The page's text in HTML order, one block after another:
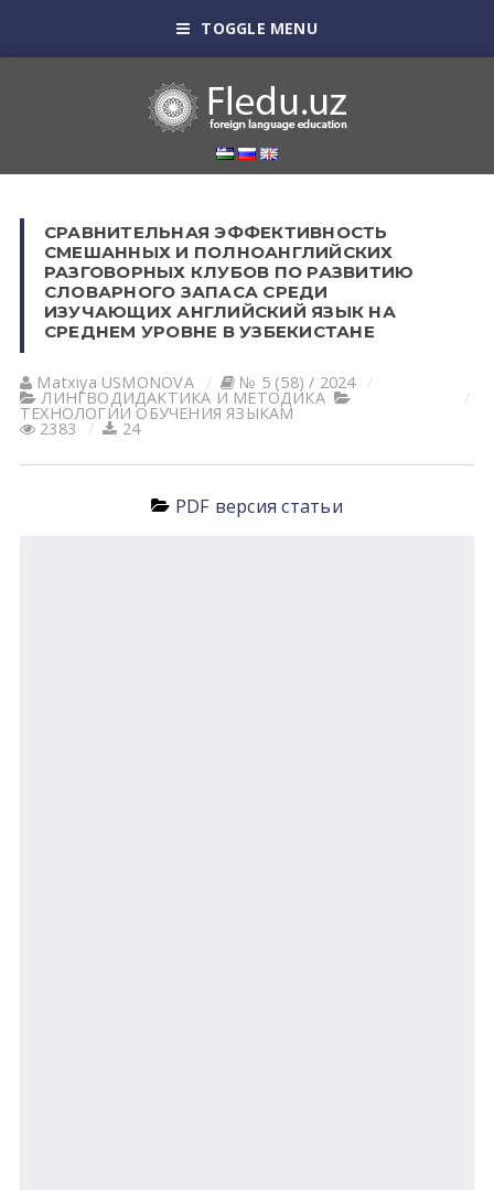
TOGGLE MENU
СРАВНИТЕЛЬНАЯ ЭФФЕКТИВНОСТЬ
СМЕШАННЫХ И ПОЛНОАНГЛИЙСКИХ
РАЗГОВОРНЫХ КЛУБОВ ПО РАЗВИТИЮ
СЛОВАРНОГО ЗАПАСА СРЕДИ
ИЗУЧАЮЩИХ АНГЛИЙСКИЙ ЯЗЫК НА
СРЕДНЕМ УРОВНЕ В УЗБЕКИСТАНЕ
Matxiya USMONOVA № 5 (58) / 2024
ЛИНГВОДИДАКТИКА И МЕТОДИКА
ТЕХНОЛОГИИ ОБУЧЕНИЯ ЯЗЫКАМ
2383 24
PDF версия статьи